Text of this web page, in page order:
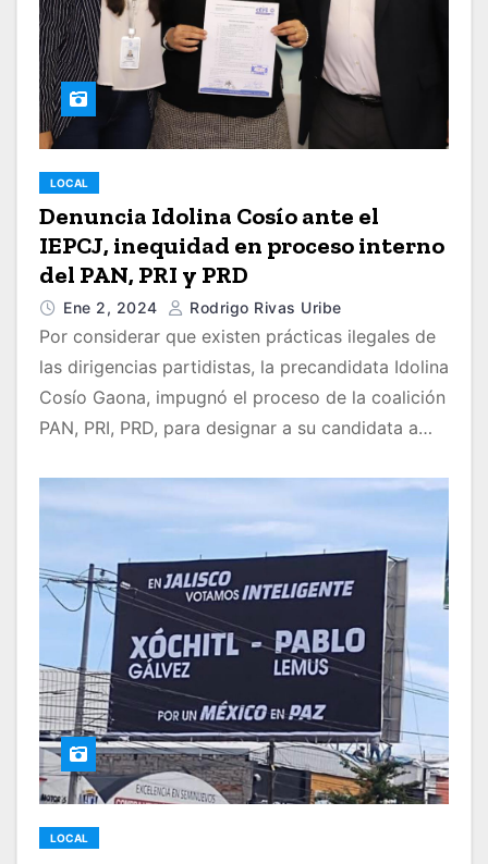
LOCAL
Denuncia Idolina Cosío ante el
IEPCJ, inequidad en proceso interno
del PAN, PRI y PRD
Ene 2, 2024 Rodrigo Rivas Uribe
Por considerar que existen prácticas ilegales de
las dirigencias partidistas, la precandidata Idolina
Cosío Gaona, impugnó el proceso de la coalición
PAN, PRI, PRD, para designar a su candidata a…
LOCAL